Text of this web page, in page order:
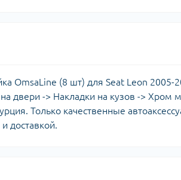
OmsaLine (8 шт) для Seat Leon 2005-
двери -> Накладки на кузов -> Хром
Только качественные
доставкой.